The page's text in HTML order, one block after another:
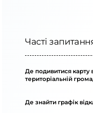
Часті
Де подивитися карту
територіальній
Де знайти графік